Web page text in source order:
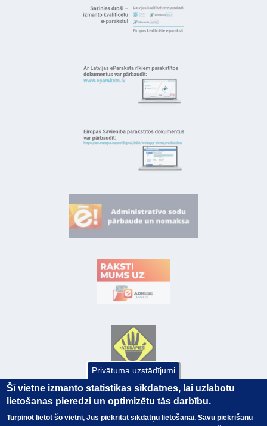
Privātuma uzstādījumi
Šī vietne izmanto statistikas sīkdatnes, lai uzlabotu
lietošanas pieredzi un optimizētu tās darbību.
Turpinot lietot šo vietni, Jūs piekrītat sīkdatņu lietošanai. Savu piekrišanu